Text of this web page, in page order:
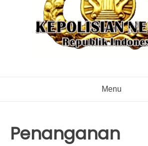
Menu
Penanganan